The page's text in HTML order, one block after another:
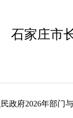
石家庄市
政府2026年部门